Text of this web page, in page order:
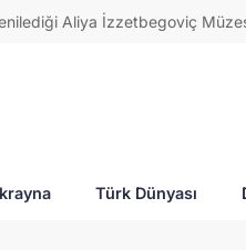
Aliya İzzetbegoviç
27,9743
0,0018
Türk Dünyası